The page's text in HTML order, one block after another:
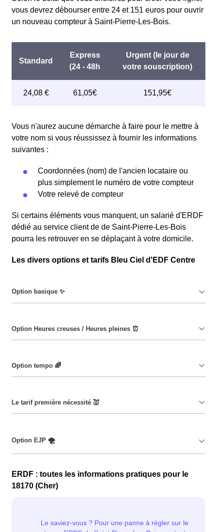
vous devrez débourser entre 24 et 151 euros pour ouvrir
un nouveau compteur à Saint-Pierre-Les-Bois.
Vous n'aurez aucune démarche à faire pour le mettre à
votre nom si vous réussissez à fournir les informations
suivantes :
Coordonnées (nom) de l'ancien locataire ou
plus simplement le numéro de votre compteur
Votre relevé de compteur
Si certains éléments vous manquent, un salarié d'ERDF
dédié au service client de de Saint-Pierre-Les-Bois
pourra les retrouver en se déplaçant à votre domicile.
Les divers options et tarifs Bleu Ciel d'EDF Centre
date, ni de l'heure, que ce soit en à Saint-Pierre-Les-
Bois ou ailleurs. 💡
Saint-Pierre-Les-Bois est réduit. ⚡
Petrubosciens à réduire leur consommation pendant 65
jours par an, lorsque le prix du kiloWatt est plus élevé. 💡
pour les consommateurs Petrubosciens couverts par la
permettant ainsi de réduire sa facture d'électricité en
faisant attention à sa consommation en à Saint-Pierre-
Petrubosciens éligibles. 💡🏠
uniquement les clients Petrubosciens qui l'avaient
choisie avant 1998. Elle implique deux tarifs : pendant
de 20% par rapport au tarif normal en à Saint-Pierre-Les-
ERDF : toutes les informations pratiques pour le
18170 (Cher)